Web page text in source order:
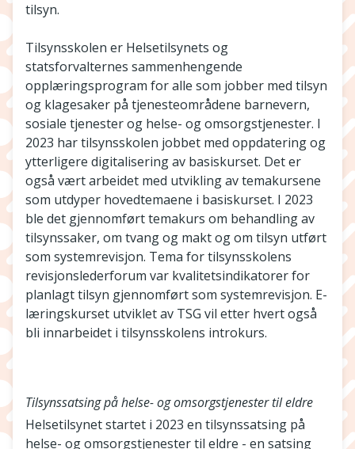
tilsyn.
Tilsynsskolen er Helsetilsynets og
statsforvalternes sammenhengende
opplæringsprogram for alle som jobber med tilsyn
og klagesaker på tjenesteområdene barnevern,
sosiale tjenester og helse- og omsorgstjenester. I
2023 har tilsynsskolen jobbet med oppdatering og
ytterligere digitalisering av basiskurset. Det er
også vært arbeidet med utvikling av temakursene
som utdyper hovedtemaene i basiskurset. I 2023
ble det gjennomført temakurs om behandling av
tilsynssaker, om tvang og makt og om tilsyn utført
som systemrevisjon. Tema for tilsynsskolens
revisjonslederforum var kvalitetsindikatorer for
planlagt tilsyn gjennomført som systemrevisjon. E-
læringskurset utviklet av TSG vil etter hvert også
bli innarbeidet i tilsynsskolens introkurs.
Tilsynssatsing på helse- og omsorgstjenester til eldre
Helsetilsynet startet i 2023 en tilsynssatsing på
helse- og omsorgstjenester til eldre - en satsing